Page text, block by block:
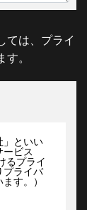
ては、プライ
。
といい
ービス
るプライ
プライバ
す。）